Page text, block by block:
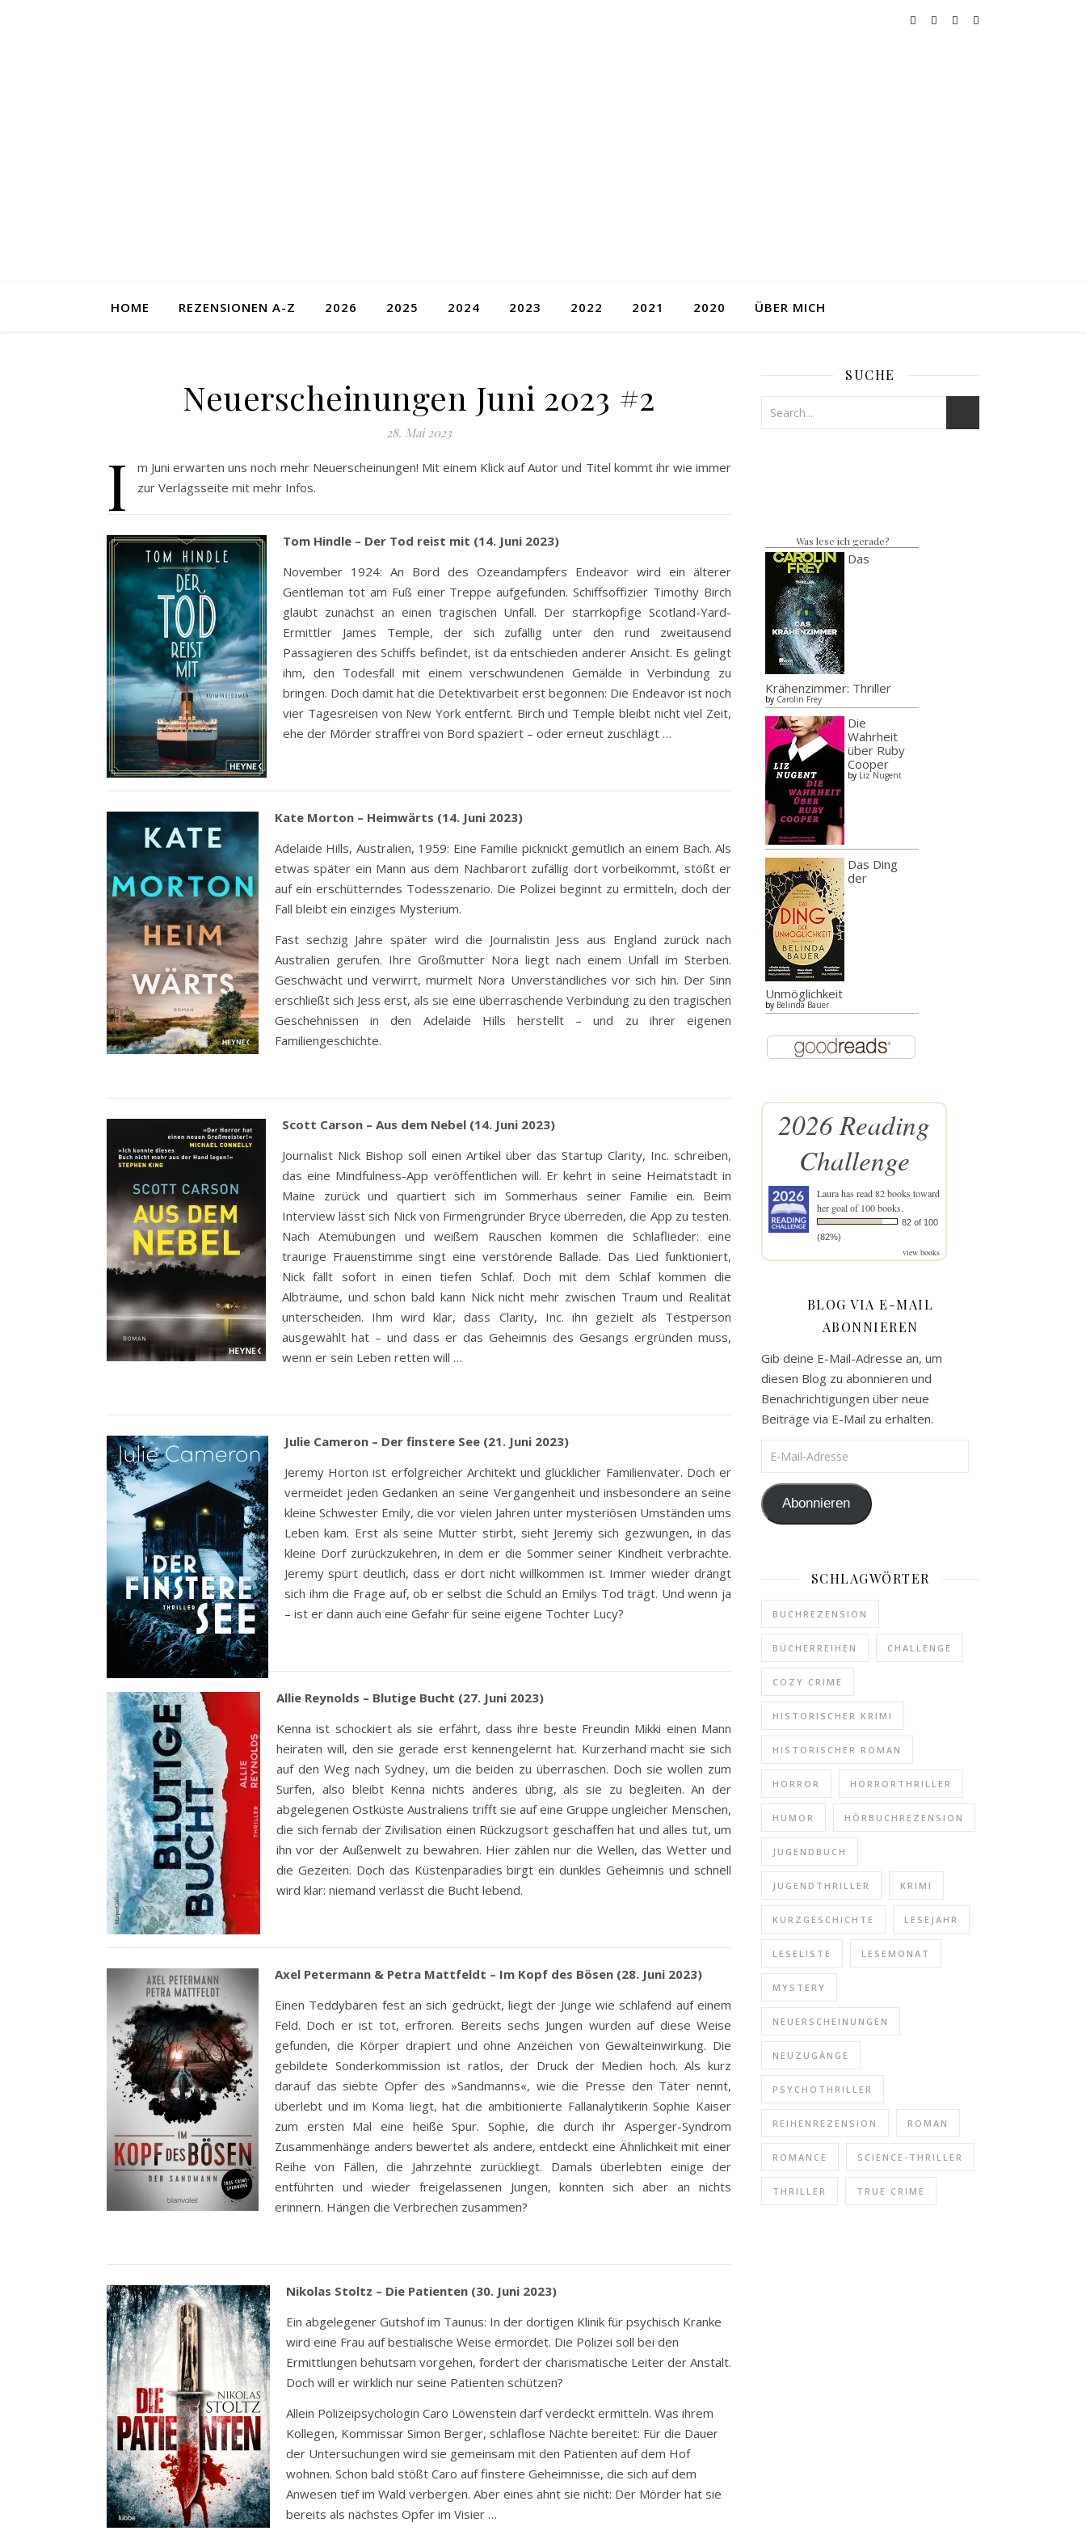
HOME REZENSIONEN A-Z 2026 2025 2024 2023 2022 2021 2020 ÜBER MICH
Neuerscheinungen Juni 2023 #2
28. Mai 2023
I
m Juni erwarten uns noch mehr Neuerscheinungen! Mit einem Klick auf Autor und Titel kommt ihr wie immer
zur Verlagsseite mit mehr Infos.
Tom Hindle – Der Tod reist mit (14. Juni 2023)
November 1924: An Bord des Ozeandampfers Endeavor wird ein älterer
Gentleman tot am Fuß einer Treppe aufgefunden. Schiffsoffizier Timothy Birch
glaubt zunächst an einen tragischen Unfall. Der starrköpfige Scotland-Yard-
Ermittler James Temple, der sich zufällig unter den rund zweitausend
Passagieren des Schiffs befindet, ist da entschieden anderer Ansicht. Es gelingt
ihm, den Todesfall mit einem verschwundenen Gemälde in Verbindung zu
bringen. Doch damit hat die Detektivarbeit erst begonnen: Die Endeavor ist noch
vier Tagesreisen von New York entfernt. Birch und Temple bleibt nicht viel Zeit,
ehe der Mörder straffrei von Bord spaziert – oder erneut zuschlägt …
Kate Morton – Heimwärts (14. Juni 2023)
Adelaide Hills, Australien, 1959: Eine Familie picknickt gemütlich an einem Bach. Als
etwas später ein Mann aus dem Nachbarort zufällig dort vorbeikommt, stößt er
auf ein erschütterndes Todesszenario. Die Polizei beginnt zu ermitteln, doch der
Fall bleibt ein einziges Mysterium.
Fast sechzig Jahre später wird die Journalistin Jess aus England zurück nach
Australien gerufen. Ihre Großmutter Nora liegt nach einem Unfall im Sterben.
Geschwächt und verwirrt, murmelt Nora Unverständliches vor sich hin. Der Sinn
erschließt sich Jess erst, als sie eine überraschende Verbindung zu den tragischen
Geschehnissen in den Adelaide Hills herstellt – und zu ihrer eigenen
Familiengeschichte.
Scott Carson – Aus dem Nebel (14. Juni 2023)
Journalist Nick Bishop soll einen Artikel über das Startup Clarity, Inc. schreiben,
das eine Mindfulness-App veröffentlichen will. Er kehrt in seine Heimatstadt in
Maine zurück und quartiert sich im Sommerhaus seiner Familie ein. Beim
Interview lässt sich Nick von Firmengründer Bryce überreden, die App zu testen.
Nach Atemübungen und weißem Rauschen kommen die Schlaflieder: eine
traurige Frauenstimme singt eine verstörende Ballade. Das Lied funktioniert,
Nick fällt sofort in einen tiefen Schlaf. Doch mit dem Schlaf kommen die
Albträume, und schon bald kann Nick nicht mehr zwischen Traum und Realität
unterscheiden. Ihm wird klar, dass Clarity, Inc. ihn gezielt als Testperson
ausgewählt hat – und dass er das Geheimnis des Gesangs ergründen muss,
wenn er sein Leben retten will …
Julie Cameron – Der finstere See (21. Juni 2023)
Jeremy Horton ist erfolgreicher Architekt und glücklicher Familienvater. Doch er
vermeidet jeden Gedanken an seine Vergangenheit und insbesondere an seine
kleine Schwester Emily, die vor vielen Jahren unter mysteriösen Umständen ums
Leben kam. Erst als seine Mutter stirbt, sieht Jeremy sich gezwungen, in das
kleine Dorf zurückzukehren, in dem er die Sommer seiner Kindheit verbrachte.
Jeremy spürt deutlich, dass er dort nicht willkommen ist. Immer wieder drängt
sich ihm die Frage auf, ob er selbst die Schuld an Emilys Tod trägt. Und wenn ja
– ist er dann auch eine Gefahr für seine eigene Tochter Lucy?
Allie Reynolds – Blutige Bucht (27. Juni 2023)
Kenna ist schockiert als sie erfährt, dass ihre beste Freundin Mikki einen Mann
heiraten will, den sie gerade erst kennengelernt hat. Kurzerhand macht sie sich
auf den Weg nach Sydney, um die beiden zu überraschen. Doch sie wollen zum
Surfen, also bleibt Kenna nichts anderes übrig, als sie zu begleiten. An der
abgelegenen Ostküste Australiens trifft sie auf eine Gruppe ungleicher Menschen,
die sich fernab der Zivilisation einen Rückzugsort geschaffen hat und alles tut, um
ihn vor der Außenwelt zu bewahren. Hier zählen nur die Wellen, das Wetter und
die Gezeiten. Doch das Küstenparadies birgt ein dunkles Geheimnis und schnell
wird klar: niemand verlässt die Bucht lebend.
Axel Petermann & Petra Mattfeldt – Im Kopf des Bösen (28. Juni 2023)
Einen Teddybären fest an sich gedrückt, liegt der Junge wie schlafend auf einem
Feld. Doch er ist tot, erfroren. Bereits sechs Jungen wurden auf diese Weise
gefunden, die Körper drapiert und ohne Anzeichen von Gewalteinwirkung. Die
gebildete Sonderkommission ist ratlos, der Druck der Medien hoch. Als kurz
darauf das siebte Opfer des »Sandmanns«, wie die Presse den Täter nennt,
überlebt und im Koma liegt, hat die ambitionierte Fallanalytikerin Sophie Kaiser
zum ersten Mal eine heiße Spur. Sophie, die durch ihr Asperger-Syndrom
Zusammenhänge anders bewertet als andere, entdeckt eine Ähnlichkeit mit einer
Reihe von Fällen, die Jahrzehnte zurückliegt. Damals überlebten einige der
entführten und wieder freigelassenen Jungen, konnten sich aber an nichts
erinnern. Hängen die Verbrechen zusammen?
Nikolas Stoltz – Die Patienten (30. Juni 2023)
Ein abgelegener Gutshof im Taunus: In der dortigen Klinik für psychisch Kranke
wird eine Frau auf bestialische Weise ermordet. Die Polizei soll bei den
Ermittlungen behutsam vorgehen, fordert der charismatische Leiter der Anstalt.
Doch will er wirklich nur seine Patienten schützen?
Allein Polizeipsychologin Caro Löwenstein darf verdeckt ermitteln. Was ihrem
Kollegen, Kommissar Simon Berger, schlaflose Nächte bereitet: Für die Dauer
der Untersuchungen wird sie gemeinsam mit den Patienten auf dem Hof
wohnen. Schon bald stößt Caro auf finstere Geheimnisse, die sich auf dem
Anwesen tief im Wald verbergen. Aber eines ahnt sie nicht: Der Mörder hat sie
bereits als nächstes Opfer im Visier …
SUCHE
Was lese ich gerade?
Das
Krähenzimmer: Thriller
by Carolin Frey
Die
Wahrheit
über Ruby
Cooper
by Liz Nugent
Das Ding
der
Unmöglichkeit
by Belinda Bauer
2026 Reading
Challenge
Laurahas read 82 books toward
her goal of 100 books.
82 of 100
(82%)
view books
BLOG VIA E-MAIL
ABONNIEREN
Gib deine E-Mail-Adresse an, um
diesen Blog zu abonnieren und
Benachrichtigungen über neue
Beiträge via E-Mail zu erhalten.
E-Mail-Adresse
Abonnieren
SCHLAGWÖRTER
BUCHREZENSION
BÜCHERREIHEN CHALLENGE
COZY CRIME
HISTORISCHER KRIMI
HISTORISCHER ROMAN
HORROR HORRORTHRILLER
HUMOR HÖRBUCHREZENSION
JUGENDBUCH
JUGENDTHRILLER KRIMI
KURZGESCHICHTE LESEJAHR
LESELISTE LESEMONAT
MYSTERY
NEUERSCHEINUNGEN
NEUZUGÄNGE
PSYCHOTHRILLER
REIHENREZENSION ROMAN
ROMANCE SCIENCE-THRILLER
THRILLER TRUE CRIME